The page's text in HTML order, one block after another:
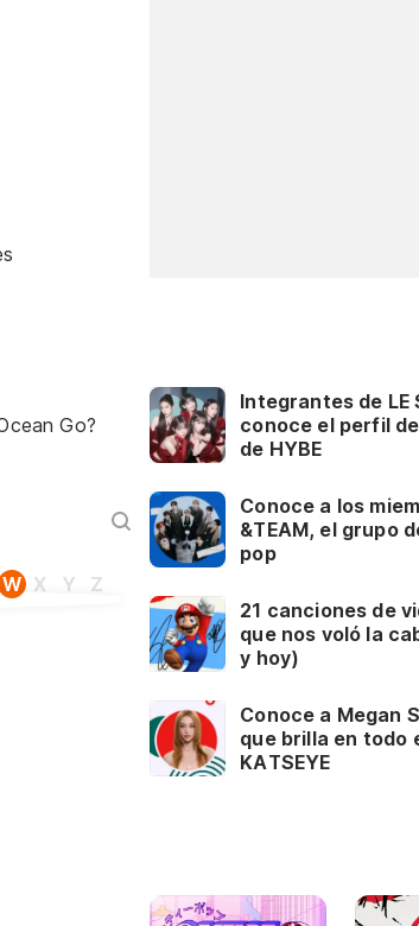
Go?
W X Y Z
Integrantes de LE
conoce el perfil
de HYBE
Conoce a los
&TEAM, el grupo
pop
21 canciones de
que nos voló la
y hoy)
Conoce a Megan
que brilla en todo
KATSEYE